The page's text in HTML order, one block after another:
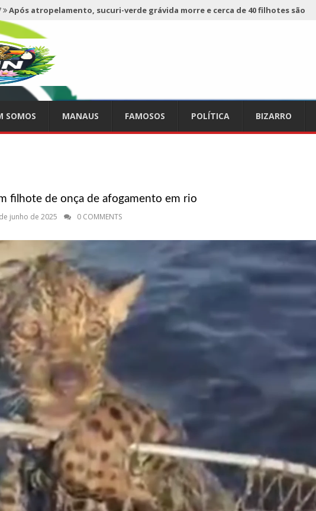
Após atropelamento, sucuri-verde grávida morre e cerca de 40 filhotes são
Haras Nilton Lins já registra 9 mortes de cavalos por suspeita de botulismo
Saiba quem é Mazinho da Ecobarreira, candidato a vereador de Manaus (vídeo)
Consumidores denunciam falta de preços em produtos e até mau cheiro em freezer
Carro envolvido em acidente fatal pertencia a Wanderley Andrade
Wilson Lima entrega 68 novas viaturas e mais de 4 mil equipamentos aos
da Segurança Pública
Grave explosão em clube de tiro deixa quatro vítimas fatais em Manaus
Preço médio da gasolina registra queda e vai a R$ 5,04 no país, diz ANP
Prefeitura de Manaus recupera praça da Saudade e fortalece patrimônio histórico
Proposta de decreto para golpe dá munição à ofensiva jurídica de Lula contra
SSP-AM vistoria construção do Canil do Corpo de Bombeiros do Amazonas
Mulher mata o próprio marido a facadas após descobrir traição; veja vídeo
SOMOS MANAUS FAMOSOS POLÍTICA BIZARRO
filhote de onça de afogamento em rio
junho de 2025 0 COMMENTS